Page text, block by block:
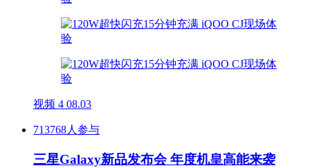
视频 4 08.03
713768人参与
三星Galaxy新品发布会 年度机皇高能来袭